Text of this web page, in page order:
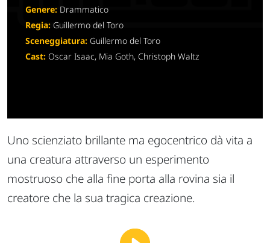
Genere: Drammatico
Regia: Guillermo del Toro
Sceneggiatura: Guillermo del Toro
Cast: Oscar Isaac, Mia Goth, Christoph Waltz
Uno scienziato brillante ma egocentrico dà vita a
una creatura attraverso un esperimento
mostruoso che alla fine porta alla rovina sia il
creatore che la sua tragica creazione.